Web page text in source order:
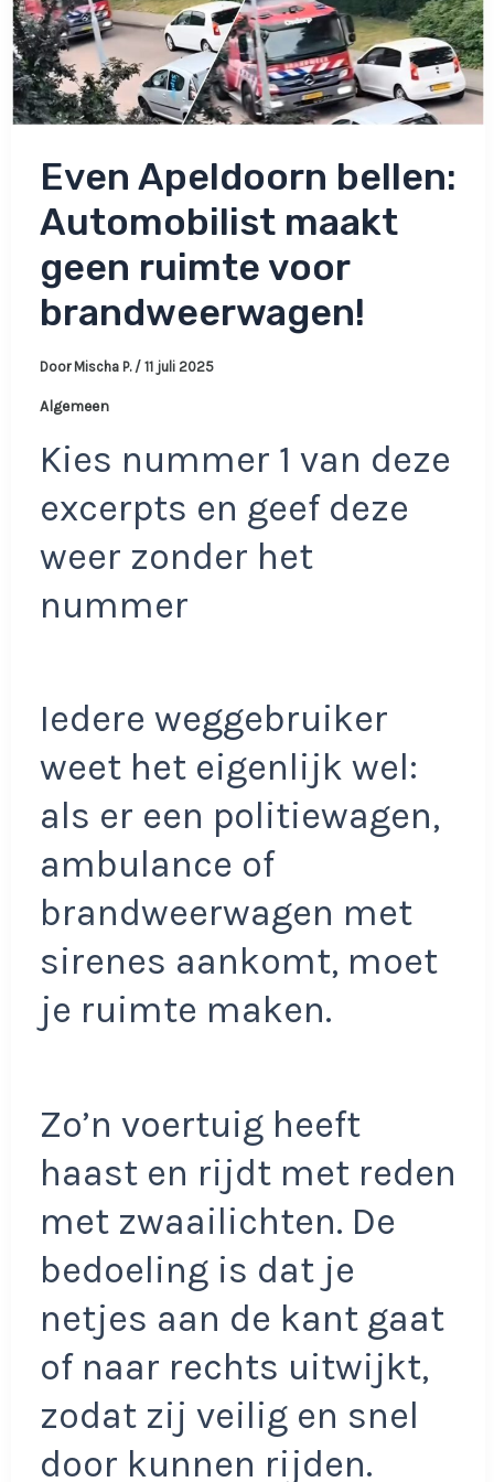
Even Apeldoorn bellen:
Automobilist maakt
geen ruimte voor
brandweerwagen!
Door Mischa P. / 11 juli 2025
Algemeen
Kies nummer 1 van deze
excerpts en geef deze
weer zonder het
nummer
Iedere weggebruiker
weet het eigenlijk wel:
als er een politiewagen,
ambulance of
brandweerwagen met
sirenes aankomt, moet
je ruimte maken.
Zo’n voertuig heeft
haast en rijdt met reden
met zwaailichten. De
bedoeling is dat je
netjes aan de kant gaat
of naar rechts uitwijkt,
zodat zij veilig en snel
door kunnen rijden.